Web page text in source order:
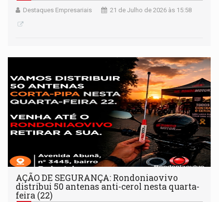
Destaques Empresariais 21 de Julho de 2026 às 15:58
AÇÃO DE SEGURANÇA: Rondoniaovivo
distribui 50 antenas anti-cerol nesta quarta-
feira (22)